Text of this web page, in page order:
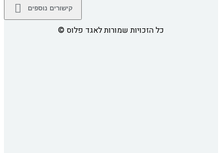
קישורים נוספים
© כל הזכויות שמורות לאגד פלוס